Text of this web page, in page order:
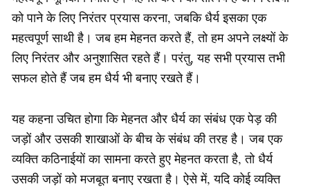
को पाने के लिए निरंतर प्रयास करना, जबकि धैर्य इसका एक
महत्वपूर्ण साथी है। जब हम मेहनत करते हैं, तो हम अपने लक्ष्यों के
लिए निरंतर और अनुशासित रहते हैं। परंतु, यह सभी प्रयास तभी
सफल होते हैं जब हम धैर्य भी बनाए रखते हैं।
यह कहना उचित होगा कि मेहनत और धैर्य का संबंध एक पेड़ की
जड़ों और उसकी शाखाओं के बीच के संबंध की तरह है। जब एक
व्यक्ति कठिनाईयों का सामना करते हुए मेहनत करता है, तो धैर्य
उसकी जड़ों को मजबूत बनाए रखता है। ऐसे में, यदि कोई व्यक्ति